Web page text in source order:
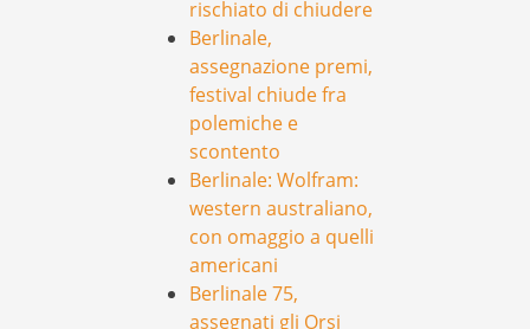
rischiato di chiudere
Berlinale,
assegnazione premi,
festival chiude fra
polemiche e
scontento
Berlinale: Wolfram:
western australiano,
con omaggio a quelli
americani
Berlinale 75,
assegnati gli Orsi